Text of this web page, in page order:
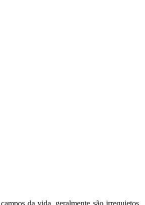
da vida, geralmente são irrequietos,